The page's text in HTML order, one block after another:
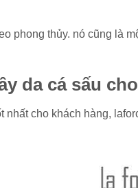
phong thủy. nó cũng là
da cá sấu
nhất cho khách hàng,